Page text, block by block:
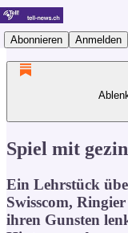
Abonnieren Anmelden
Spiel mit
Ein Lehrstück
Swisscom,
ihren Gunsten